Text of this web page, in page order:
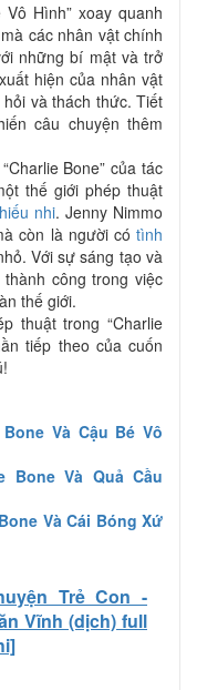
Hình” xoay quanh
các nhân vật chính
những bí mật và trở
hiện của nhân vật
và thách thức. Tiết
câu chuyện thêm
Bone” của tác
thế giới phép thuật
nhi. Jenny Nimmo
còn là người có tình
Với sự sáng tạo và
công trong việc
thế giới.
thuật trong “Charlie
tiếp theo của cuốn
Và Cậu Bé Vô
Bone Và Quả Cầu
Và Cái Bóng Xứ
Trẻ Con -
Vĩnh (dịch) full